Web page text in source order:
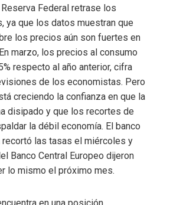
Federal retrase los
ya que los datos muestran que
los precios aún son fuertes en
marzo, los precios al consumo
respecto al año anterior, cifra
de los economistas. Pero
creciendo la confianza en que la
disipado y que los recortes de
la débil economía. El banco
recortó las tasas el miércoles y
Banco Central Europeo dijeron
lo mismo el próximo mes.